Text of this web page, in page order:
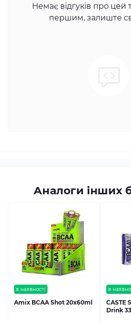
Немає відгуків про цей
першим, залиште
Аналоги інших
в наявності
Amix BCAA Shot 20x60ml
в
CASTE
Drink